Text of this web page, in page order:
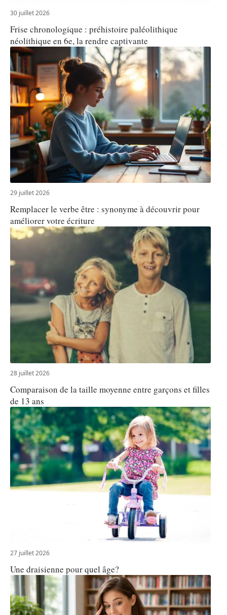
30 juillet 2026
Frise chronologique : préhistoire paléolithique
néolithique en 6e, la rendre captivante
29 juillet 2026
Remplacer le verbe être : synonyme à découvrir pour
améliorer votre écriture
28 juillet 2026
Comparaison de la taille moyenne entre garçons et filles
de 13 ans
27 juillet 2026
Une draisienne pour quel âge?